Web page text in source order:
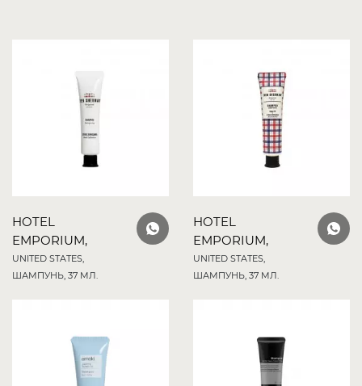
HOTEL
EMPORIUM,
UNITED STATES,
ШАМПУНЬ, 37 МЛ.
HOTEL
EMPORIUM,
UNITED STATES,
ШАМПУНЬ, 37 МЛ.